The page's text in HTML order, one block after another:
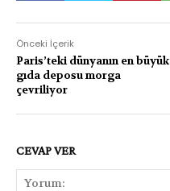
Önceki İçerik
Paris’teki dünyanın en büyük
gıda deposu morga
çevriliyor
CEVAP VER